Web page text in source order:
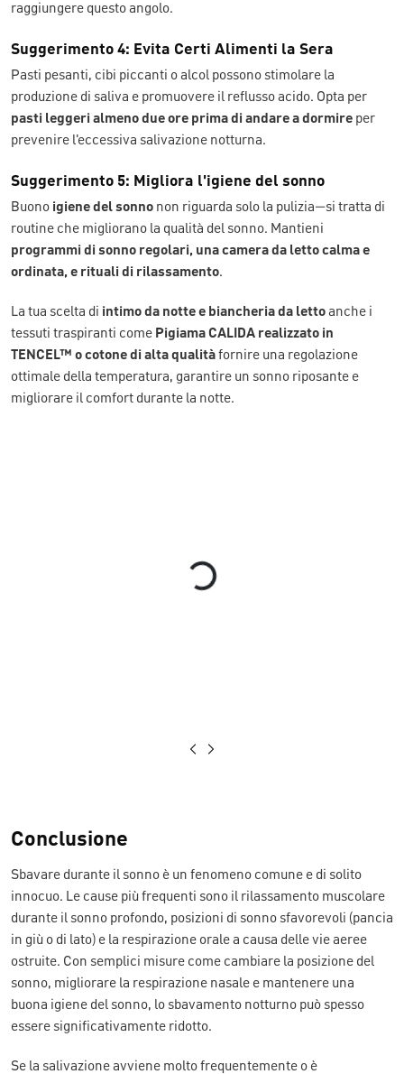
raggiungere questo angolo.
Suggerimento 4: Evita Certi Alimenti la Sera
Pasti pesanti, cibi piccanti o alcol possono stimolare la
produzione di saliva e promuovere il reflusso acido. Opta per
pasti leggeri almeno due ore prima di andare a dormire per
prevenire l'eccessiva salivazione notturna.
Suggerimento 5: Migliora l'igiene del sonno
Buono igiene del sonno non riguarda solo la pulizia—si tratta di
routine che migliorano la qualità del sonno. Mantieni
programmi di sonno regolari, una camera da letto calma e
ordinata, e rituali di rilassamento.
La tua scelta di intimo da notte e biancheria da lettoanche i
tessuti traspiranti come Pigiama CALIDA realizzato in
TENCEL™ o cotone di alta qualitàfornire una regolazione
ottimale della temperatura, garantire un sonno riposante e
migliorare il comfort durante la notte.
Loading...
Conclusione
Sbavare durante il sonno è un fenomeno comune e di solito
innocuo. Le cause più frequenti sono il rilassamento muscolare
durante il sonno profondo, posizioni di sonno sfavorevoli (pancia
in giù o di lato) e la respirazione orale a causa delle vie aeree
ostruite. Con semplici misure come cambiare la posizione del
sonno, migliorare la respirazione nasale e mantenere una
buona igiene del sonno, lo sbavamento notturno può spesso
essere significativamente ridotto.
Se la salivazione avviene molto frequentemente o è